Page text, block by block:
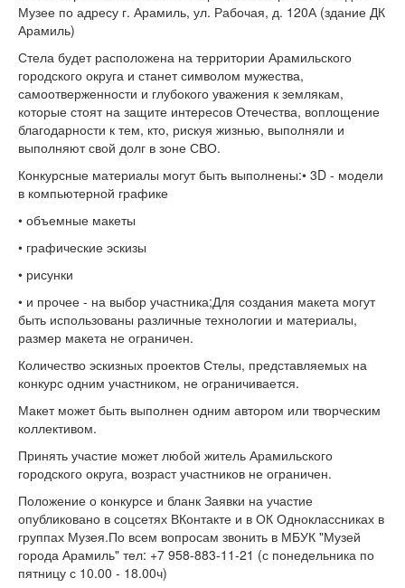
Музее по адресу г. Арамиль, ул. Рабочая, д. 120А (здание ДК
Арамиль)
Стела будет расположена на территории Арамильского
городского округа и станет символом мужества,
самоотверженности и глубокого уважения к землякам,
которые стоят на защите интересов Отечества, воплощение
благодарности к тем, кто, рискуя жизнью, выполняли и
выполняют свой долг в зоне СВО.
Конкурсные материалы могут быть выполнены:• 3D - модели
в компьютерной графике
• объемные макеты
• графические эскизы
• рисунки
• и прочее - на выбор участника;Для создания макета могут
быть использованы различные технологии и материалы,
размер макета не ограничен.
Количество эскизных проектов Стелы, представляемых на
конкурс одним участником, не ограничивается.
Макет может быть выполнен одним автором или творческим
коллективом.
Принять участие может любой житель Арамильского
городского округа, возраст участников не ограничен.
Положение о конкурсе и бланк Заявки на участие
опубликовано в соцсетях ВКонтакте и в ОК Одноклассниках в
группах Музея.По всем вопросам звонить в МБУК "Музей
города Арамиль" тел: +7 958-883-11-21 (с понедельника по
пятницу с 10.00 - 18.00ч)